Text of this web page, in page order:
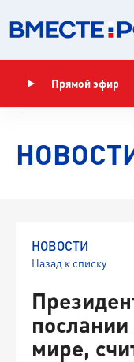
Прямой эфир
НОВОСТИ
Назад к списку
мире,